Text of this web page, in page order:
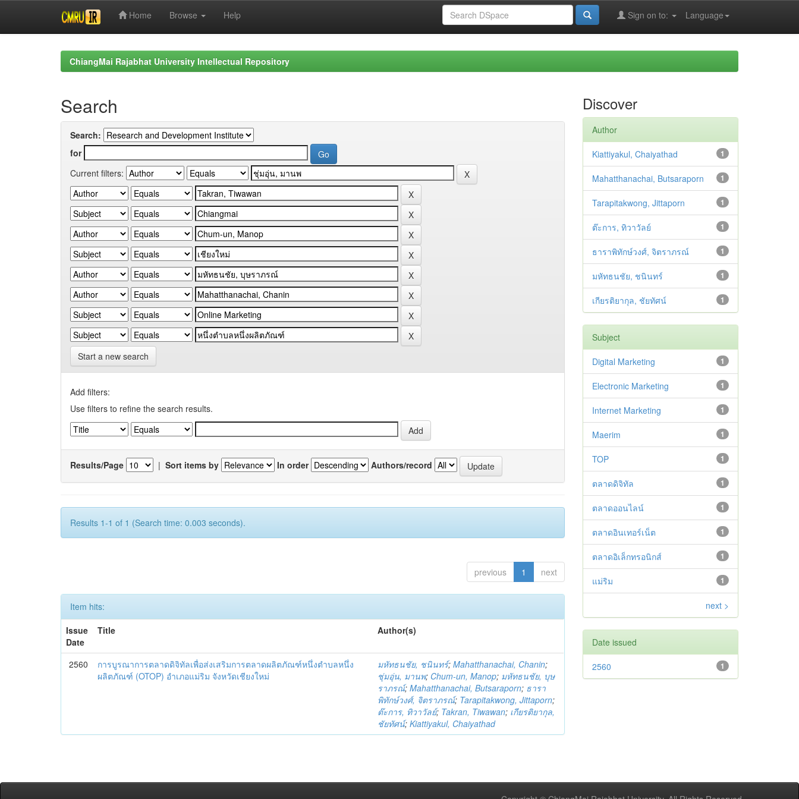
Home Browse Help Language
Sign on to:
ChiangMai Rajabhat University Intellectual Repository
Search
Search:
for
Current filters:
Start a new search
Add filters:
Use filters to refine the search results.
Results/Page | Sort items by In order Authors/record
Results 1-1 of 1 (Search time: 0.003 seconds).
previous 1 next
Item hits:
Issue
Date
Title Author(s)
2560
การบูรณาการตลาดดิจิทัลเพื่อส่งเสริมการตลาดผลิตภัณฑ์หนึ่งตำบลหนึ่ง
ผลิตภัณฑ์ (OTOP) อำเภอแม่ริม จังหวัดเชียงใหม่
มหัทธนชัย, ชนินทร์;Mahatthanachai, Chanin;
ชุ่มอุ่น, มานพ; Chum-un, Manop; มหัทธนชัย, บุษ
ราภรณ์;Mahatthanachai, Butsaraporn; ธารา
พิทักษ์วงศ์, จิตราภรณ์; Tarapitakwong, Jittaporn;
ต๊ะการ, ทิวาวัลย์; Takran, Tiwawan; เกียรติยากุล,
ชัยทัศน์;Kiattiyakul, Chaiyathad
Discover
Author
1
Kiattiyakul, Chaiyathad
1
Mahatthanachai, Butsaraporn
1
Tarapitakwong, Jittaporn
1
ต๊ะการ, ทิวาวัลย์
1
ธาราพิทักษ์วงศ์, จิตราภรณ์
1
มหัทธนชัย, ชนินทร์
1
เกียรติยากุล, ชัยทัศน์
Subject
1
Digital Marketing
1
Electronic Marketing
1
Internet Marketing
1
Maerim
1
TOP
1
ตลาดดิจิทัล
1
ตลาดออนไลน์
1
ตลาดอินเทอร์เน็ต
1
ตลาดอิเล็กทรอนิกส์
1
แม่ริม
next >
Date issued
1
2560